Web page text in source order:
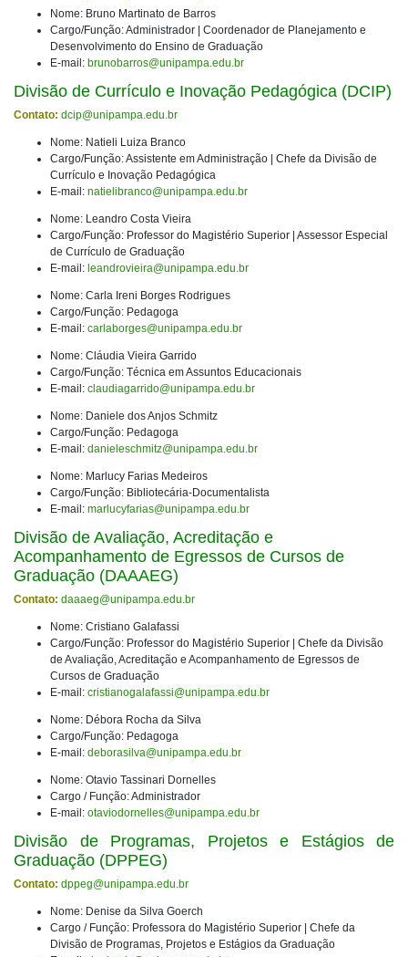
Nome: Bruno Martinato de Barros
Cargo/Função: Administrador | Coordenador de Planejamento e
Desenvolvimento do Ensino de Graduação
E-mail: brunobarros@unipampa.edu.br
Divisão de Currículo e Inovação Pedagógica (DCIP)
Contato: dcip@unipampa.edu.br
Nome: Natieli Luiza Branco
Cargo/Função: Assistente em Administração | Chefe da Divisão de
Currículo e Inovação Pedagógica
E-mail: natielibranco@unipampa.edu.br
Nome: Leandro Costa Vieira
Cargo/Função: Professor do Magistério Superior | Assessor Especial
de Currículo de Graduação
E-mail: leandrovieira@unipampa.edu.br
Nome: Carla Ireni Borges Rodrigues
Cargo/Função: Pedagoga
E-mail: carlaborges@unipampa.edu.br
Nome: Cláudia Vieira Garrido
Cargo/Função: Técnica em Assuntos Educacionais
E-mail: claudiagarrido@unipampa.edu.br
Nome: Daniele dos Anjos Schmitz
Cargo/Função: Pedagoga
E-mail: danieleschmitz@unipampa.edu.br
Nome: Marlucy Farias Medeiros
Cargo/Função: Bibliotecária-Documentalista
E-mail: marlucyfarias@unipampa.edu.br
Divisão de Avaliação, Acreditação e
Acompanhamento de Egressos de Cursos de
Graduação (DAAAEG)
Contato: daaaeg@unipampa.edu.br
Nome: Cristiano Galafassi
Cargo/Função: Professor do Magistério Superior | Chefe da Divisão
de Avaliação, Acreditação e Acompanhamento de Egressos de
Cursos de Graduação
E-mail: cristianogalafassi@unipampa.edu.br
Nome: Débora Rocha da Silva
Cargo/Função: Pedagoga
E-mail: deborasilva@unipampa.edu.br
Nome: Otavio Tassinari Dornelles
Cargo / Função: Administrador
E-mail: otaviodornelles@unipampa.edu.br
Divisão de Programas, Projetos e Estágios de
Graduação (DPPEG)
Contato: dppeg@unipampa.edu.br
Nome: Denise da Silva Goerch
Cargo / Função: Professora do Magistério Superior | Chefe da
Divisão de Programas, Projetos e Estágios da Graduação